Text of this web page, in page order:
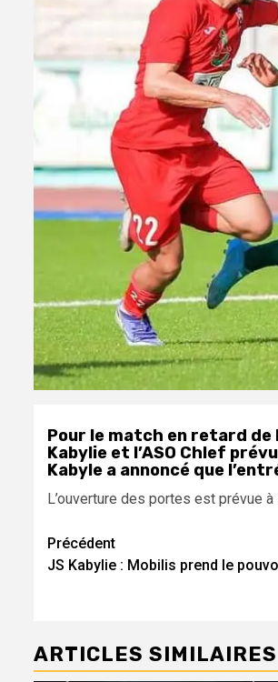
Pour le match en retard de
Kabylie et l’ASO Chlef
Kabyle a annoncé que
L’ouverture des portes est prévue
Navigation
d’article
Précédent
JS Kabylie : Mobilis prend le
ARTICLES